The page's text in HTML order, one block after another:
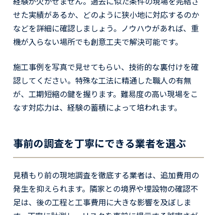
せた実績があるか、どのように狭小地に対応するのか
などを詳細に確認しましょう。ノウハウがあれば、重
機が入らない場所でも創意工夫で解決可能です。
施工事例を写真で見せてもらい、技術的な裏付けを確
認してください。特殊な工法に精通した職人の有無
が、工期短縮の鍵を握ります。難易度の高い現場をこ
なす対応力は、経験の蓄積によって培われます。
事前の調査を丁寧にできる業者を選ぶ
見積もり前の現地調査を徹底する業者は、追加費用の
発生を抑えられます。隣家との境界や埋設物の確認不
足は、後の工程と工事費用に大きな影響を及ぼしま